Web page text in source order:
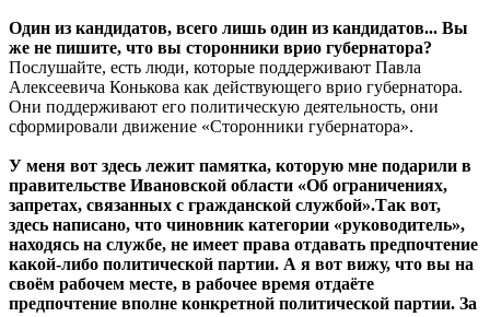
Один из кандидатов, всего лишь один из кандидатов... Вы
же не пишите, что вы сторонники врио губернатора?
Послушайте, есть люди, которые поддерживают Павла
Алексеевича Конькова как действующего врио губернатора.
Они поддерживают его политическую деятельность, они
сформировали движение «Сторонники губернатора».
У меня вот здесь лежит памятка, которую мне подарили в
правительстве Ивановской области «Об ограничениях,
запретах, связанных с гражданской службой».Так вот,
здесь написано, что чиновник категории «руководитель»,
находясь на службе, не имеет права отдавать предпочтение
какой-либо политической партии. А я вот вижу, что вы на
своём рабочем месте, в рабочее время отдаёте
предпочтение вполне конкретной политической партии. За